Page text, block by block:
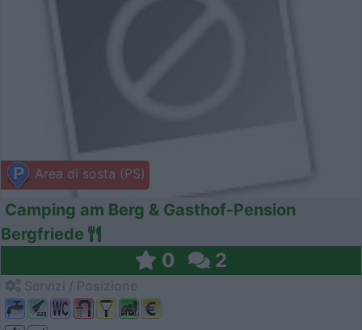
Area di sosta (PS)
Camping am Berg & Gasthof-Pension
Bergfriede
0 2